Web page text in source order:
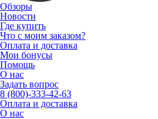
Обзоры
Новости
Где купить
Что с моим заказом?
Оплата и доставка
Мои бонусы
Помощь
О нас
Задать вопрос
8 (800)-333-42-63
Оплата и доставка
О нас